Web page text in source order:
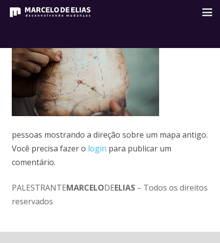
pessoas mostrando a direção sobre um mapa antigo.
Você precisa fazer o login para publicar um
comentário.
PALESTRANTEMARCELODEELIAS – Todos os direitos
reservados